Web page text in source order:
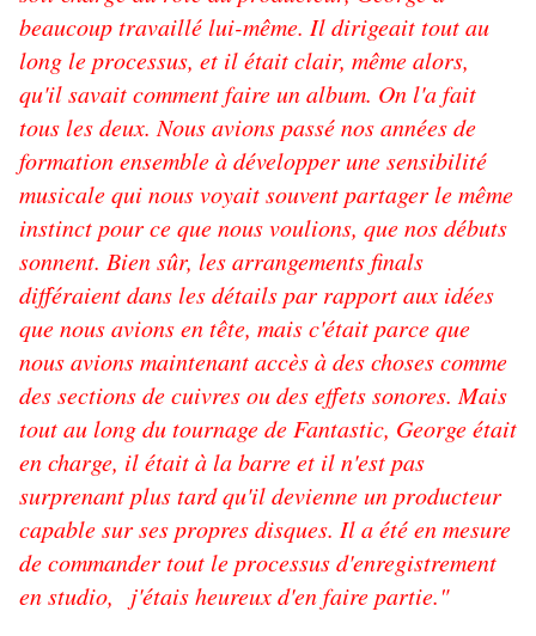
beaucoup travaillé lui-même. Il dirigeait tout au
long le processus, et il était clair, même alors,
qu'il savait comment faire un album. On l'a fait
tous les deux. Nous avions passé nos années de
formation ensemble à développer une sensibilité
musicale qui nous voyait souvent partager le même
instinct pour ce que nous voulions, que nos débuts
sonnent. Bien sûr, les arrangements finals
différaient dans les détails par rapport aux idées
que nous avions en tête, mais c'était parce que
nous avions maintenant accès à des choses comme
des sections de cuivres ou des effets sonores. Mais
tout au long du tournage de Fantastic, George était
en charge, il était à la barre et il n'est pas
surprenant plus tard qu'il devienne un producteur
capable sur ses propres disques. Il a été en mesure
de commander tout le processus d'enregistrement
en studio, j'étais heureux d'en faire partie."